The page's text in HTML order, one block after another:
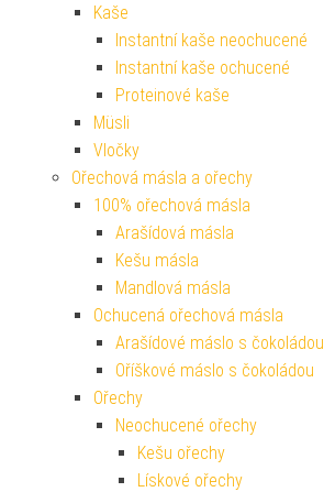
Kaše
Instantní kaše neochucené
Instantní kaše ochucené
Proteinové kaše
Müsli
Vločky
Ořechová másla a ořechy
100% ořechová másla
Arašídová másla
Kešu másla
Mandlová másla
Ochucená ořechová másla
Arašídové máslo s čokoládou
Oříškové máslo s čokoládou
Ořechy
Neochucené ořechy
Kešu ořechy
Lískové ořechy